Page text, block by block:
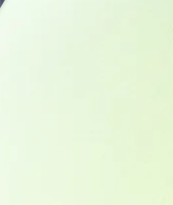
Standort zu suchen.